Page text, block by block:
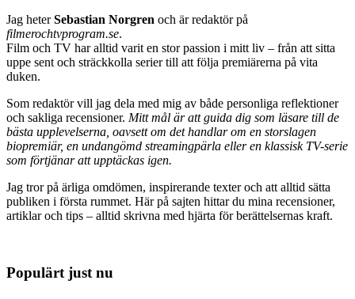
Jag heterSebastian Norgren och är redaktör på
filmerochtvprogram.se.
Film och TV har alltid varit en stor passion i mitt liv – från att sitta
uppe sent och sträckkolla serier till att följa premiärerna på vita
duken.
Som redaktör vill jag dela med mig av både personliga reflektioner
och sakliga recensioner. Mitt mål är att guida dig som läsare till de
bästa upplevelserna, oavsett om det handlar om en storslagen
biopremiär, en undangömd streamingpärla eller en klassisk TV-serie
som förtjänar att upptäckas igen.
Jag tror på ärliga omdömen, inspirerande texter och att alltid sätta
publiken i första rummet. Här på sajten hittar du mina recensioner,
artiklar och tips – alltid skrivna med hjärta för berättelsernas kraft.
Populärt just nu